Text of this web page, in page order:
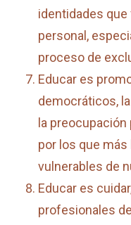
identidades
personal,
proceso de
Educar es
democráticos,
la
por los que
vulnerables de
Educar es
profesionales